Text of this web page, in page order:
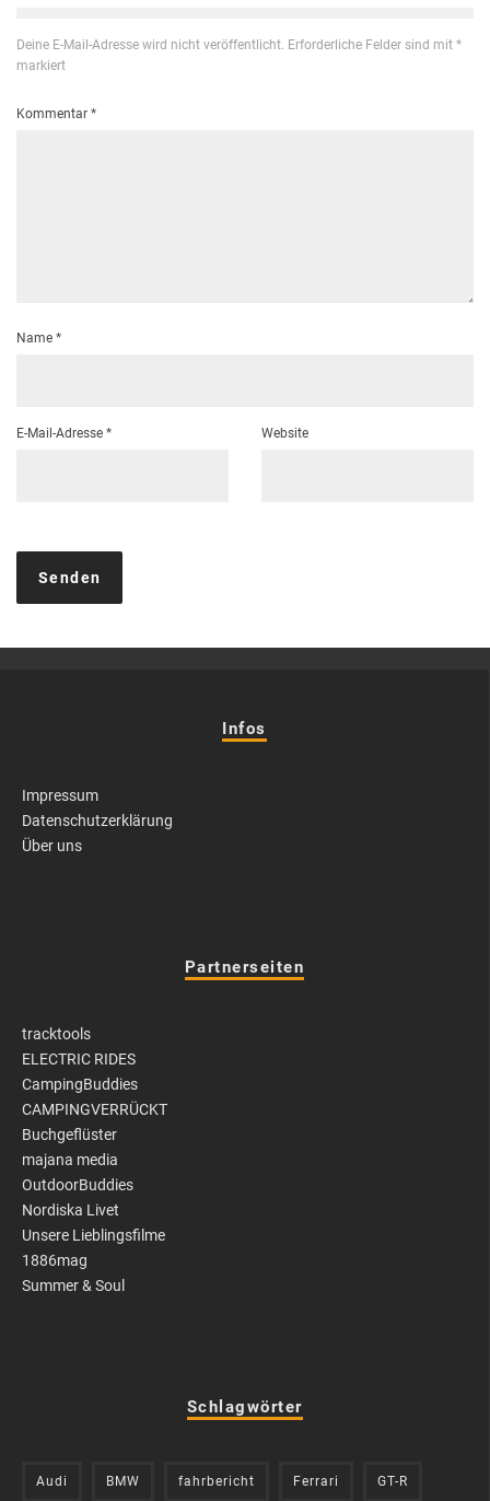
Deine E-Mail-Adresse wird nicht veröffentlicht. Erforderliche Felder sind mit *
markiert
Kommentar *
Name *
E-Mail-Adresse * Website
Infos
Impressum
Datenschutzerklärung
Über uns
Partnerseiten
tracktools
ELECTRIC RIDES
CampingBuddies
CAMPINGVERRÜCKT
Buchgeflüster
majana media
OutdoorBuddies
Nordiska Livet
Unsere Lieblingsfilme
1886mag
Summer & Soul
Schlagwörter
Audi BMW fahrbericht Ferrari GT-R